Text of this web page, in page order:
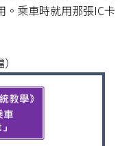
。乘車時就用那張IC卡